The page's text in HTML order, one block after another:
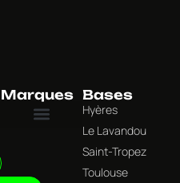
Marques Bases
Hyères
Le Lavandou
Saint-Tropez
Toulouse